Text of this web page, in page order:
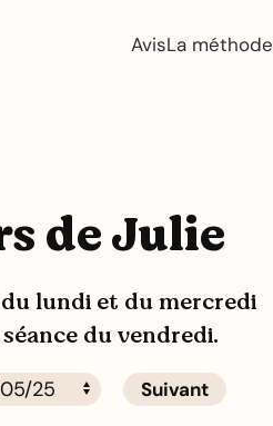
AvisLa méthode
de Julie
du lundi et du mercredi
du vendredi.
Suivant